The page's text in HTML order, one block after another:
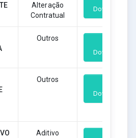
Alteração
Contratual
Download
Outros
Download
Outros
Download
Aditivo